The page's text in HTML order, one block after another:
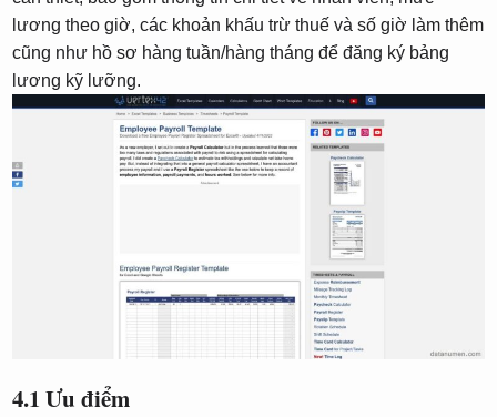
lương theo giờ, các khoản khấu trừ thuế và số giờ làm thêm
cũng như hồ sơ hàng tuần/hàng tháng để đăng ký bảng
lương kỹ lưỡng.
4.1 Ưu điểm